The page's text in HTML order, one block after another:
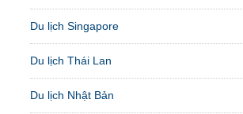
Du lịch Singapore
Du lịch Thái Lan
Du lịch Nhật Bản